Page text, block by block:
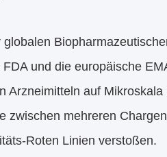
globalen
und die europäische
Arzneimitteln auf
zwischen mehreren
Roten Linien verstoßen.